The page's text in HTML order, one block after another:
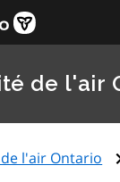
de l'air
l'air Ontario